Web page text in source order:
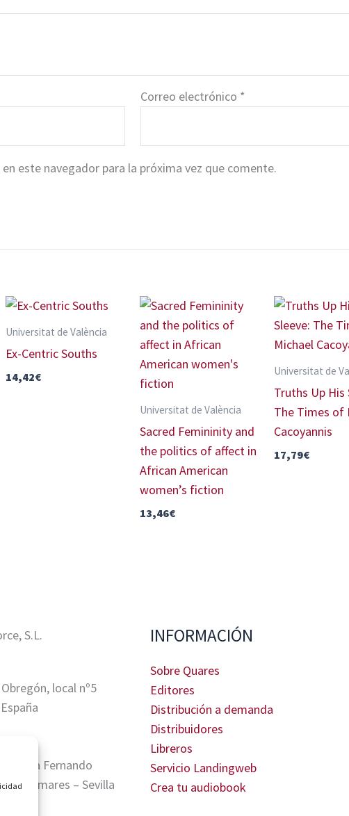
Correo electrónico *
este navegador para la próxima vez que comente.
Universitat de València
Ex-Centric Souths
14,42€
Universitat de València
Sacred Femininity and
the politics of affect in
African American
women’s fiction
13,46€
Universitat de
Truths Up His
The Times of
Cacoyannis
17,79€
S.L.
local nº5
Fernando
Tomares – Sevilla
INFORMACIÓN
Sobre Quares
Editores
Distribución a demanda
Distribuidores
Libreros
Servicio Landingweb
Crea tu audiobook